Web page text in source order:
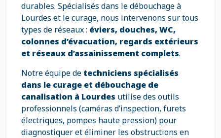
durables. Spécialisés dans le débouchage à
Lourdes et le curage, nous intervenons sur tous
types de réseaux : éviers, douches, WC,
colonnes d’évacuation, regards extérieurs
et réseaux d’assainissement complets.
Notre équipe de techniciens spécialisés
dans le curage et débouchage de
canalisation à Lourdes utilise des outils
professionnels (caméras d’inspection, furets
électriques, pompes haute pression) pour
diagnostiquer et éliminer les obstructions en